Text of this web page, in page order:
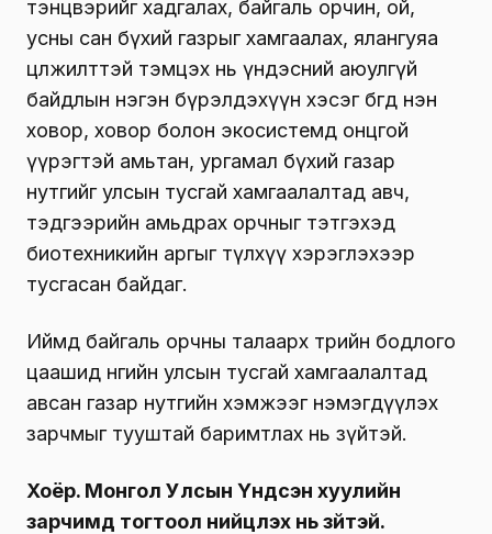
тэнцвэрийг хадгалах, байгаль орчин, ой,
усны сан бүхий газрыг хамгаалах, ялангуяа
цөлжилттэй тэмцэх нь үндэсний аюулгүй
байдлын нэгэн бүрэлдэхүүн хэсэг бөгөөд нэн
ховор, ховор болон экосистемд онцгой
үүрэгтэй амьтан, ургамал бүхий газар
нутгийг улсын тусгай хамгаалалтад авч,
тэдгээрийн амьдрах орчныг тэтгэхэд
биотехникийн аргыг түлхүү хэрэглэхээр
тусгасан байдаг.
Иймд байгаль орчны талаарх төрийн бодлого
цаашид өнөөгийн улсын тусгай хамгаалалтад
авсан газар нутгийн хэмжээг нэмэгдүүлэх
зарчмыг тууштай баримтлах нь зүйтэй.
Хоёр. Монгол Улсын Үндсэн хуулийн
зарчимд тогтоол нийцүүлэх нь зүйтэй.